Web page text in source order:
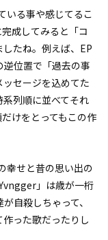
いる事や感じてるこ
成してみると「コ
たね。例えば、EP
位置で「過去の事
セージを込めてた
列順に並べてそれ
けをとってもこの作
幸せと昔の思い出の
」は歳が一桁
自殺しちゃって、
った歌だったりし